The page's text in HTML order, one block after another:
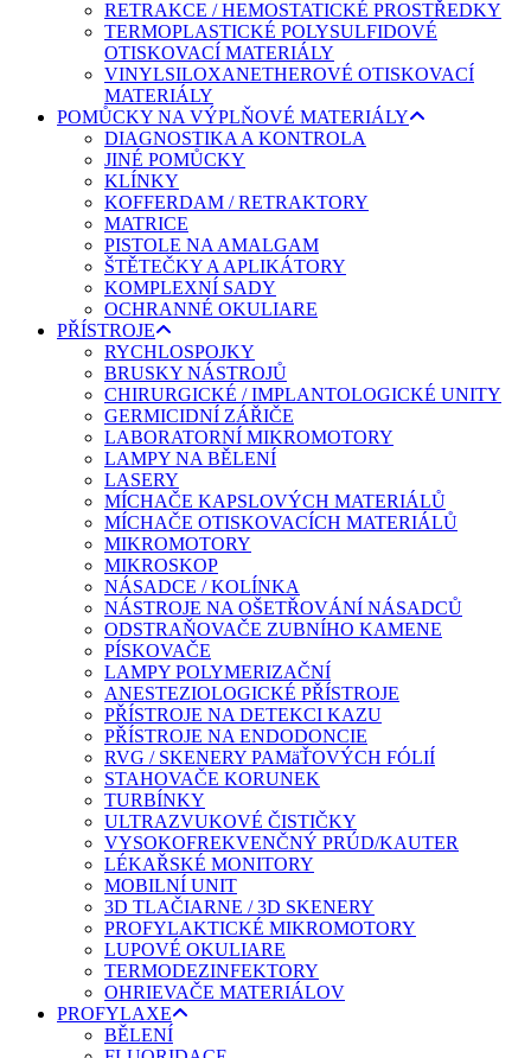
RETRAKCE / HEMOSTATICKÉ PROSTŘEDKY
TERMOPLASTICKÉ POLYSULFIDOVÉ
OTISKOVACÍ MATERIÁLY
VINYLSILOXANETHEROVÉ OTISKOVACÍ
MATERIÁLY
POMŮCKY NA VÝPLŇOVÉ MATERIÁLY
DIAGNOSTIKA A KONTROLA
JINÉ POMŮCKY
KLÍNKY
KOFFERDAM / RETRAKTORY
MATRICE
PISTOLE NA AMALGAM
ŠTĚTEČKY A APLIKÁTORY
KOMPLEXNÍ SADY
OCHRANNÉ OKULIARE
PŘÍSTROJE
RYCHLOSPOJKY
BRUSKY NÁSTROJŮ
CHIRURGICKÉ / IMPLANTOLOGICKÉ UNITY
GERMICIDNÍ ZÁŘIČE
LABORATORNÍ MIKROMOTORY
LAMPY NA BĚLENÍ
LASERY
MÍCHAČE KAPSLOVÝCH MATERIÁLŮ
MÍCHAČE OTISKOVACÍCH MATERIÁLŮ
MIKROMOTORY
MIKROSKOP
NÁSADCE / KOLÍNKA
NÁSTROJE NA OŠETŘOVÁNÍ NÁSADCŮ
ODSTRAŇOVAČE ZUBNÍHO KAMENE
PÍSKOVAČE
LAMPY POLYMERIZAČNÍ
ANESTEZIOLOGICKÉ PŘÍSTROJE
PŘÍSTROJE NA DETEKCI KAZU
PŘÍSTROJE NA ENDODONCIE
RVG / SKENERY PAMäŤOVÝCH FÓLIÍ
STAHOVAČE KORUNEK
TURBÍNKY
ULTRAZVUKOVÉ ČISTIČKY
VYSOKOFREKVENČNÝ PRÚD/KAUTER
LÉKAŘSKÉ MONITORY
MOBILNÍ UNIT
3D TLAČIARNE / 3D SKENERY
PROFYLAKTICKÉ MIKROMOTORY
LUPOVÉ OKULIARE
TERMODEZINFEKTORY
OHRIEVAČE MATERIÁLOV
PROFYLAXE
BĚLENÍ